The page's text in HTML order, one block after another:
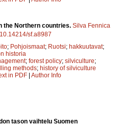
the Northern countries. Silva Fennica
sf.a8987
; Pohjoismaat; Ruotsi; hakkuutavat;
historia
; forest policy; silviculture;
methods; history of silviculture
in PDF | Author Info
tason vaihtelu Suomen